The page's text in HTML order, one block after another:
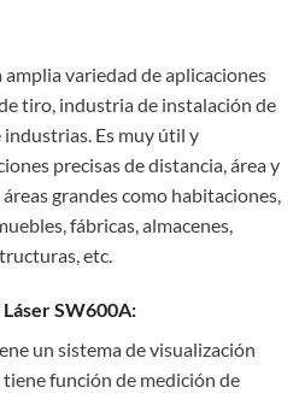
variedad de aplicaciones
tiro, industria de instalación de
Es muy útil y
precisas de distancia, área y
grandes como habitaciones,
fábricas, almacenes,
etc.
SW600A:
un sistema de visualización
función de medición de